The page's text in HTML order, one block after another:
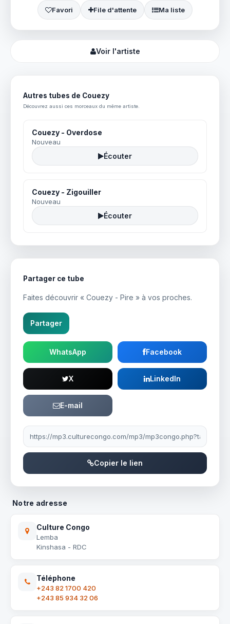
Favori File d'attente Ma liste
Voir l'artiste
Autres tubes de Couezy
Découvrez aussi ces morceaux du même artiste.
Couezy - Overdose
Nouveau
Écouter
Couezy - Zigouiller
Nouveau
Écouter
Partager ce tube
Faites découvrir « Couezy - Pire » à vos proches.
Partager
WhatsApp Facebook
X LinkedIn
E-mail
Lien à partager
Copier le lien
Notre adresse
Culture Congo
Lemba
Kinshasa - RDC
Téléphone
+243 82 1700 420
+243 85 934 32 06